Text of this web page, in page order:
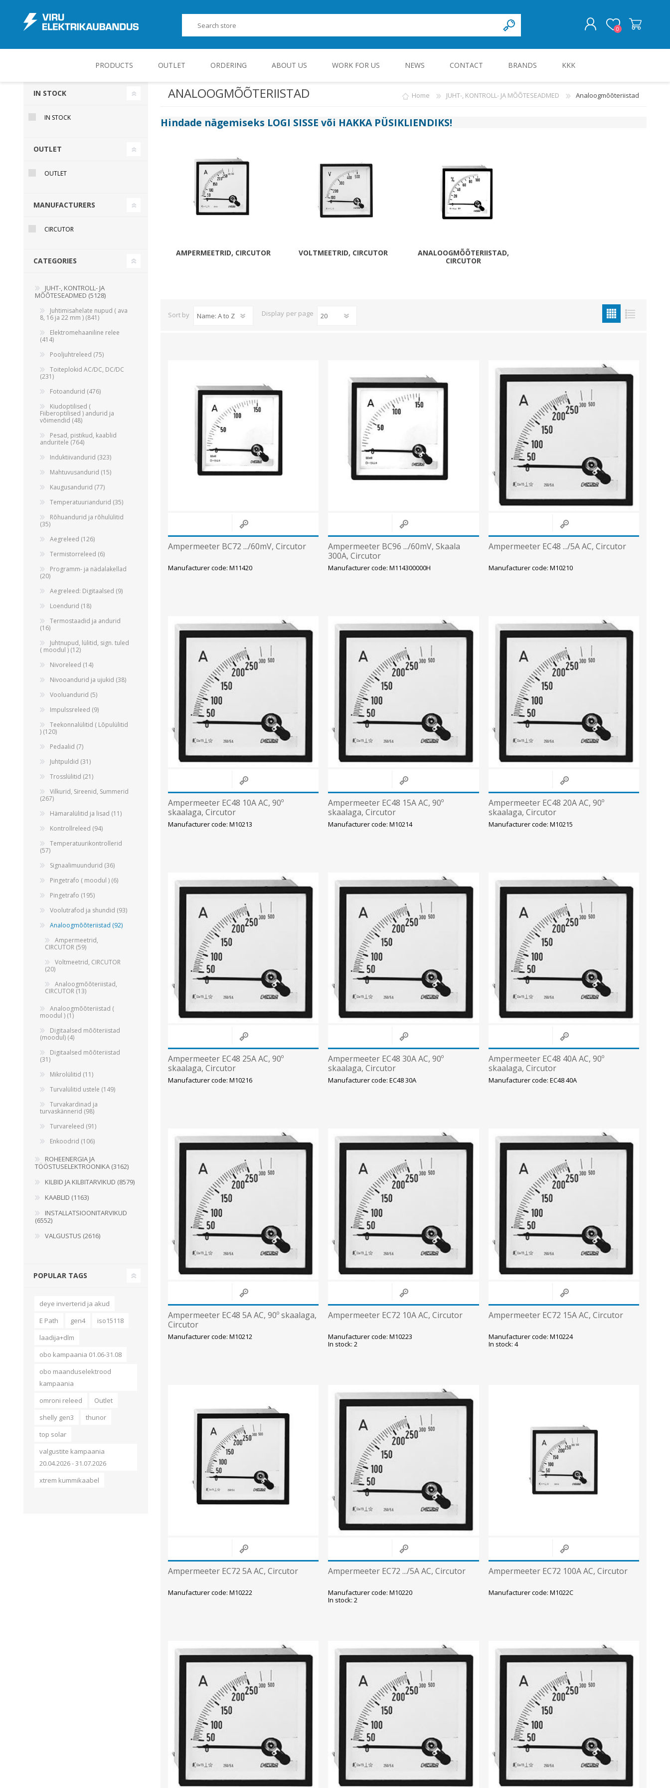
0
PRODUCTS
JUHT-, KONTROLL- JA MÕÕTESEADMED
Pooljuhtreleed
View All
ROHEENERGIA JA TÖÖSTUSELEKTROONIKA
Elektriautode laadijad ja komponendid
Metallkilbid, pindpaigaldus
Kilbid, aluspaigaldus
Alumiiniumkaablid ja -juhtmed
Vaskkaablid ja -juhtmed
Painduvad kontrollkaablid
Nõrkvoolukaablid
Süvistatavad lülitid ja pistikupesad IP44
Pinnapealsed lülitid ja pistikupesad IP20
Pinnapealsed lülitid ja pistikupesad IP44
Tulekindlad valgustid ja tarvikud
Tööstusvalgustid
OUTLET ORDERING ABOUT US WORK FOR US NEWS CONTACT BRANDS KKK
ANALOOGMÕÕTERIISTAD Home JUHT-, KONTROLL- JA MÕÕTESEADMED Analoogmõõteriistad
Hindade nägemiseks LOGI SISSE või HAKKA PÜSIKLIENDIKS!
AMPERMEETRID, CIRCUTOR VOLTMEETRID, CIRCUTOR
ANALOOGMÕÕTERIISTAD,
CIRCUTOR
Sort by Display per page
Ampermeeter BC72 .../60mV, Circutor
Manufacturer code: M11420
Ampermeeter BC96 .../60mV, Skaala
300A, Circutor
Manufacturer code: M114300000H
Ampermeeter EC48 .../5A AC, Circutor
Manufacturer code: M10210
Ampermeeter EC48 10A AC, 90º
skaalaga, Circutor
Manufacturer code: M10213
Ampermeeter EC48 15A AC, 90º
skaalaga, Circutor
Manufacturer code: M10214
Ampermeeter EC48 20A AC, 90º
skaalaga, Circutor
Manufacturer code: M10215
Ampermeeter EC48 25A AC, 90º
skaalaga, Circutor
Manufacturer code: M10216
Ampermeeter EC48 30A AC, 90º
skaalaga, Circutor
Manufacturer code: EC48 30A
Ampermeeter EC48 40A AC, 90º
skaalaga, Circutor
Manufacturer code: EC48 40A
Ampermeeter EC48 5A AC, 90º skaalaga,
Circutor
Manufacturer code: M10212
Ampermeeter EC72 10A AC, Circutor
Manufacturer code: M10223
In stock: 2
Ampermeeter EC72 15A AC, Circutor
Manufacturer code: M10224
In stock: 4
Ampermeeter EC72 5A AC, Circutor
Manufacturer code: M10222
Ampermeeter EC72 .../5A AC, Circutor
Manufacturer code: M10220
In stock: 2
Ampermeeter EC72 100A AC, Circutor
Manufacturer code: M1022C
IN STOCK
IN STOCK
OUTLET
OUTLET
MANUFACTURERS
CIRCUTOR
CATEGORIES
JUHT-, KONTROLL- JA
MÕÕTESEADMED (5128)
Juhtimisahelate nupud ( ava
8, 16 ja 22 mm ) (841)
Elektromehaaniline relee
(414)
Pooljuhtreleed (75)
Toiteplokid AC/DC, DC/DC
(231)
Fotoandurid (476)
Kiudoptilised (
Fiiberoptilised ) andurid ja
võimendid (48)
Pesad, pistikud, kaablid
anduritele (764)
Induktiivandurid (323)
Mahtuvusandurid (15)
Kaugusandurid (77)
Temperatuuriandurid (35)
Rõhuandurid ja rõhulülitid
(35)
Aegreleed (126)
Termistorreleed (6)
Programm- ja nädalakellad
(20)
Aegreleed: Digitaalsed (9)
Loendurid (18)
Termostaadid ja andurid
(16)
Juhtnupud, lülitid, sign. tuled
( moodul ) (12)
Nivoreleed (14)
Nivooandurid ja ujukid (38)
Vooluandurid (5)
Impulssreleed (9)
Teekonnalülitid ( Lõpulülitid
) (120)
Pedaalid (7)
Juhtpuldid (31)
Trosslülitid (21)
Vilkurid, Sireenid, Summerid
(267)
Hämaralülitid ja lisad (11)
Kontrollreleed (94)
Temperatuurikontrollerid
(57)
Signaalimuundurid (36)
Pingetrafo ( moodul ) (6)
Pingetrafo (195)
Voolutrafod ja shundid (93)
Analoogmõõteriistad (92)
Ampermeetrid,
CIRCUTOR (59)
Voltmeetrid, CIRCUTOR
(20)
Analoogmõõteriistad,
CIRCUTOR (13)
Analoogmõõteriistad (
moodul ) (1)
Digitaalsed mõõteriistad
(moodul) (4)
Digitaalsed mõõteriistad
(31)
Mikrolülitid (11)
Turvalülitid ustele (149)
Turvakardinad ja
turvaskännerid (98)
Turvareleed (91)
Enkoodrid (106)
ROHEENERGIA JA
TÖÖSTUSELEKTROONIKA (3162)
KILBID JA KILBITARVIKUD (8579)
KAABLID (1163)
INSTALLATSIOONITARVIKUD
(6552)
VALGUSTUS (2616)
POPULAR TAGS
deye inverterid ja akud
E Path
gen4
iso15118
laadija+dlm
obo kampaania 01.06-31.08
obo maanduselektrood
kampaania
omroni releed
Outlet
shelly gen3
thunor
top solar
valgustite kampaania
20.04.2026 - 31.07.2026
xtrem kummikaabel